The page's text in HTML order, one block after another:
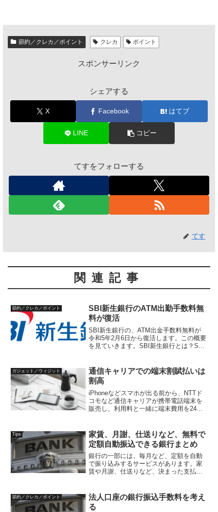
節約／クレカ／ポイント クレカ ポイント
スポンサーリンク
シェアする
X Facebook はてブ
LINE コピー
てすをフォローする
てす
関連記事
節約／クレカ／ポイント
SBI新生銀行のATM出勤手数料無
料が復活
SBI新生銀行の、ATM出金手数料無料が
令和5年2月6日から復活します。この概要
を見ていきます。SBI新生銀行とは？SBI
崩壊の影響で倒産し、一部国有化されま
した。...
ガジェット／ウィジット
通信キャリアでの端末割賦払いは
割高
iPhoneなどスマホが出る前から、NTTド
コモなど通信キャリアが携帯電話端末を
販売し、利用料と一緒に端末費用を24回
なかったので、このようなモデルが続い
ていました。現...
Tips
家賃、月謝、仕送りなど、無料で
定額自動振込できる銀行まとめ
銀行の一部には、毎月など、定額を自動
で振り込みするサービスがあります。家
賃や月謝、仕送りなど、決まった支払
滞納してしまうこともあります。こうい
ったサービスは、都市銀行で...
節約／クレカ／ポイント
法人口座の銀行振込手数料を考え
る